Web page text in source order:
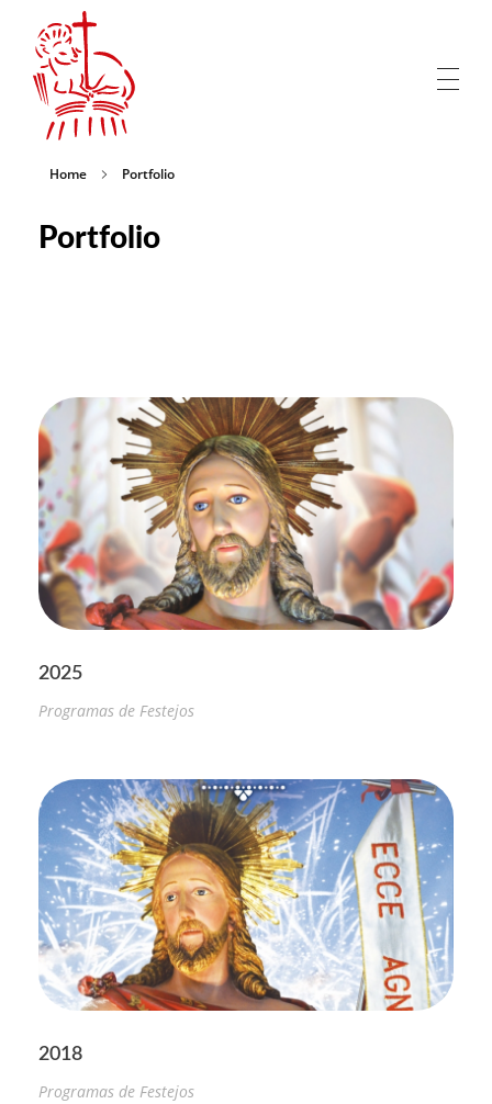
Home Portfolio
Portfolio
2025
Programas de Festejos
2018
Programas de Festejos